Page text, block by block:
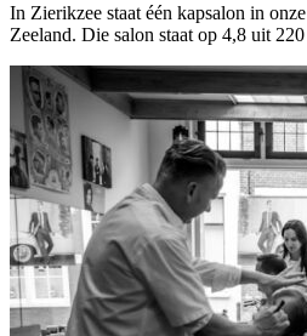
In Zierikzee staat één kapsalon in
Zeeland. Die salon staat op 4,8 uit